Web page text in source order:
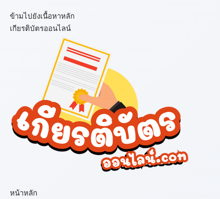
ข้ามไปยังเนื้อหาหลัก
เกียรติบัตรออนไลน์
หน้าหลัก